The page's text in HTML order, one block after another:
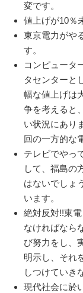
変です。
値上げが10％
東京電力がや
す。
コンピュータ
タセンターと
幅な値上げは
争を考えると
い状況にあり
回の一方的な
テレビでやっ
して、福島の
はないでしょ
います。
絶対反対!!東
なければなら
び努力をし、
明示し、それ
しつけていき
現代社会に於